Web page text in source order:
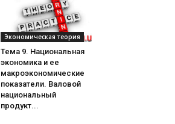
Экономическая теория
Тема 9. Национальная
экономика и ее
макроэкономические
показатели. Валовой
национальный
продукт...